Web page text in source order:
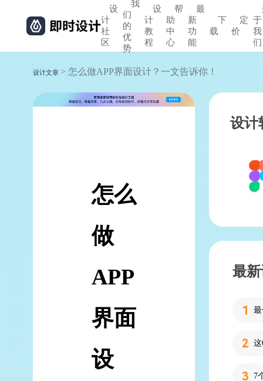
设
计
社
区
我
们
的
优
势
设
计
教
程
帮
助
中
心
最
新
功
能
下
载
定
价
于
我
们
设计文章 > 怎么做APP界面设计？一文告诉你！
怎么
做
APP
界面
设
设计
最
7